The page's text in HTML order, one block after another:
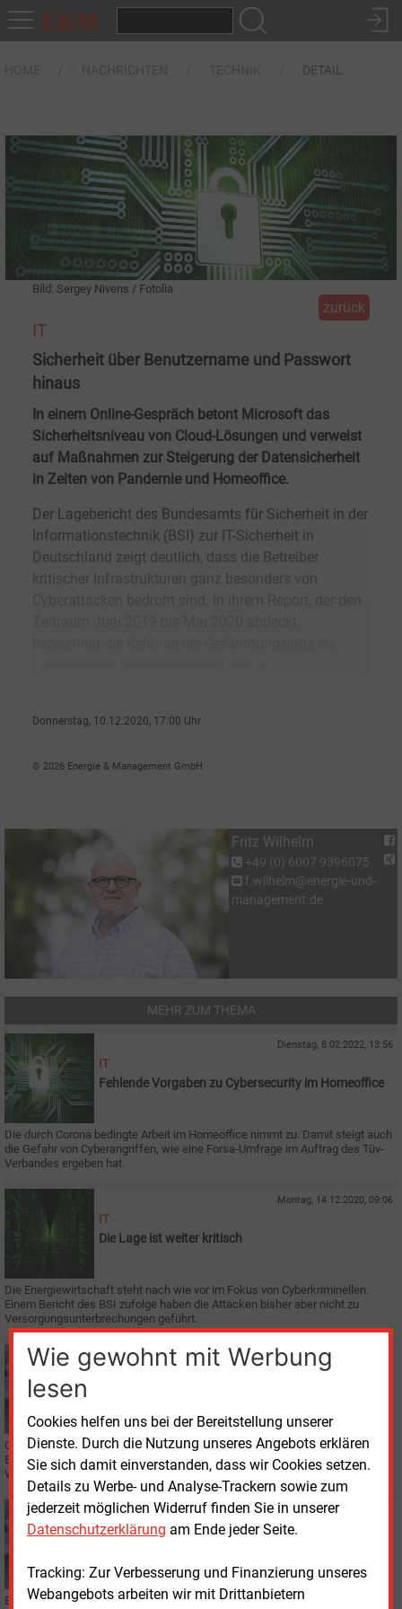
DETAIL
Wie gewohnt mit Werbung
lesen
Cookies helfen uns bei der Bereitstellung unserer
Dienste. Durch die Nutzung unseres Angebots erklären
Sie sich damit einverstanden, dass wir Cookies setzen.
Details zu Werbe- und Analyse-Trackern sowie zum
jederzeit möglichen Widerruf finden Sie in unserer
Datenschutzerklärung am Ende jeder Seite.
Tracking: Zur Verbesserung und Finanzierung unseres
Webangebots arbeiten wir mit Drittanbietern
Bild: Sergey Nivens / Fotolia
zurück
IT
Sicherheit über Benutzername und Passwort
hinaus
In einem Online-Gespräch betont Microsoft das
Sicherheitsniveau von Cloud-Lösungen und verweist
auf Maßnahmen zur Steigerung der Datensicherheit
in Zeiten von Pandemie und Homeoffice.
Der Lagebericht des Bundesamts für Sicherheit in der
Informationstechnik (BSI) zur IT-Sicherheit in
Deutschland zeigt deutlich, dass die Betreiber
kritischer Infrastrukturen ganz besonders von
Donnerstag, 10.12.2020, 17:00 Uhr
© 2026 Energie & Management GmbH
Fritz Wilhelm
+49 (0) 6007 9396075
f.wilhelm@energie-und-
management.de
MEHR ZUM THEMA
Dienstag, 8.02.2022, 13:56
IT
Fehlende Vorgaben zu Cybersecurity im Homeoffice
Die durch Corona bedingte Arbeit im Homeoffice nimmt zu. Damit steigt auch
die Gefahr von Cyberangriffen, wie eine Forsa-Umfrage im Auftrag des Tüv-
Verbandes ergeben hat.
Montag, 14.12.2020, 09:06
IT
Die Lage ist weiter kritisch
Die Energiewirtschaft steht nach wie vor im Fokus von Cyberkriminellen.
Einem Bericht des BSI zufolge haben die Attacken bisher aber nicht zu
Versorgungsunterbrechungen geführt.
Montag, 14.12.2020, 09:02
Cyber Security ist mittlerweile ein Produkt, das mehr und mehr von der
Energiewirtschaft nachgefragt wird. Diese Erfahrung macht derzeit Judith
Wunschik von Siemens Energy.
Freitag, 11.12.2020, 15:00
E&M IT
Bei aller Digitalisierung der Energiewirtschaft soll der Mensch weiterhin im